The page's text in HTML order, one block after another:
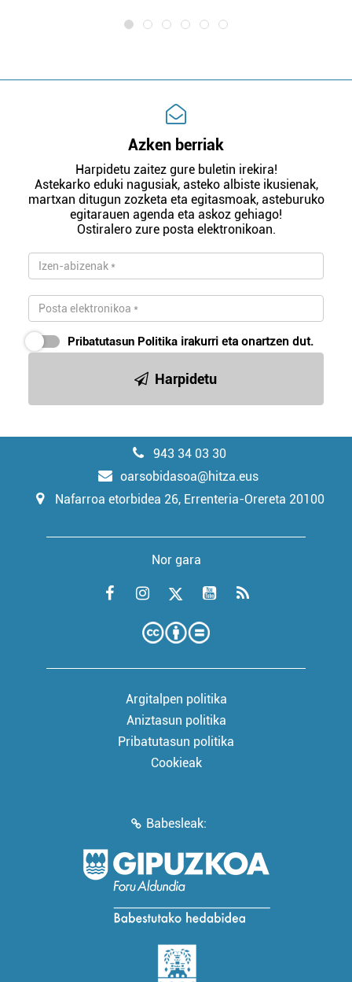
Azken berriak
Harpidetu zaitez gure buletin irekira!
Astekarko eduki nagusiak, asteko albiste ikusienak,
martxan ditugun zozketa eta egitasmoak, asteburuko
egitarauen agenda eta askoz gehiago!
Ostiralero zure posta elektronikoan.
Pribatutasun Politika irakurri eta onartzen dut.
Harpidetu
943 34 03 30
oarsobidasoa@hitza.eus
Nafarroa etorbidea 26, Errenteria-Orereta 20100
Nor gara
Argitalpen politika
Aniztasun politika
Pribatutasun politika
Cookieak
Babesleak: